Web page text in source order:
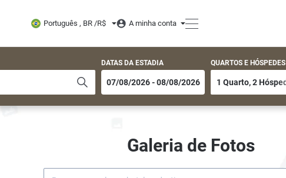
Português , BR /R$ A minha conta
DATAS DA ESTADIA QUARTOS E HÓSPEDES
Galeria de Fotos